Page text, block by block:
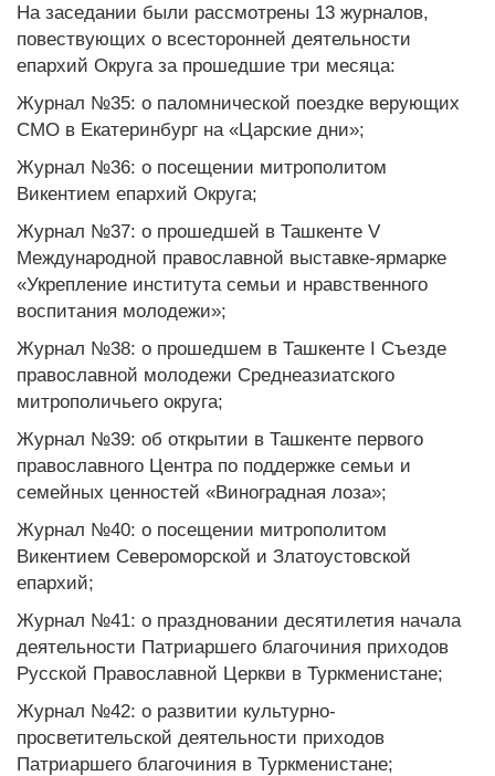
На заседании были рассмотрены 13 журналов,
повествующих о всесторонней деятельности
епархий Округа за прошедшие три месяца:
Журнал №35: о паломнической поездке верующих
СМО в Екатеринбург на «Царские дни»;
Журнал №36: о посещении митрополитом
Викентием епархий Округа;
Журнал №37: о прошедшей в Ташкенте V
Международной православной выставке-ярмарке
«Укрепление института семьи и нравственного
воспитания молодежи»;
Журнал №38: о прошедшем в Ташкенте I Съезде
православной молодежи Среднеазиатского
митрополичьего округа;
Журнал №39: об открытии в Ташкенте первого
православного Центра по поддержке семьи и
семейных ценностей «Виноградная лоза»;
Журнал №40: о посещении митрополитом
Викентием Североморской и Златоустовской
епархий;
Журнал №41: о праздновании десятилетия начала
деятельности Патриаршего благочиния приходов
Русской Православной Церкви в Туркменистане;
Журнал №42: о развитии культурно-
просветительской деятельности приходов
Патриаршего благочиния в Туркменистане;